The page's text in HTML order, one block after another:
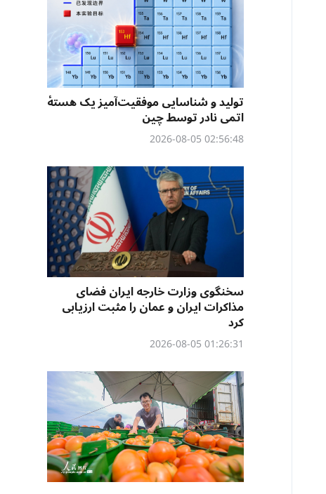
تولید و شناسایی موفقیت‌آمیز یک هستهٔ
اتمی نادر توسط چین
02:56:48 2026-08-05
سخنگوی وزارت خارجه ایران فضای
مذاکرات ایران و عمان را مثبت ارزیابی
کرد
01:26:31 2026-08-05